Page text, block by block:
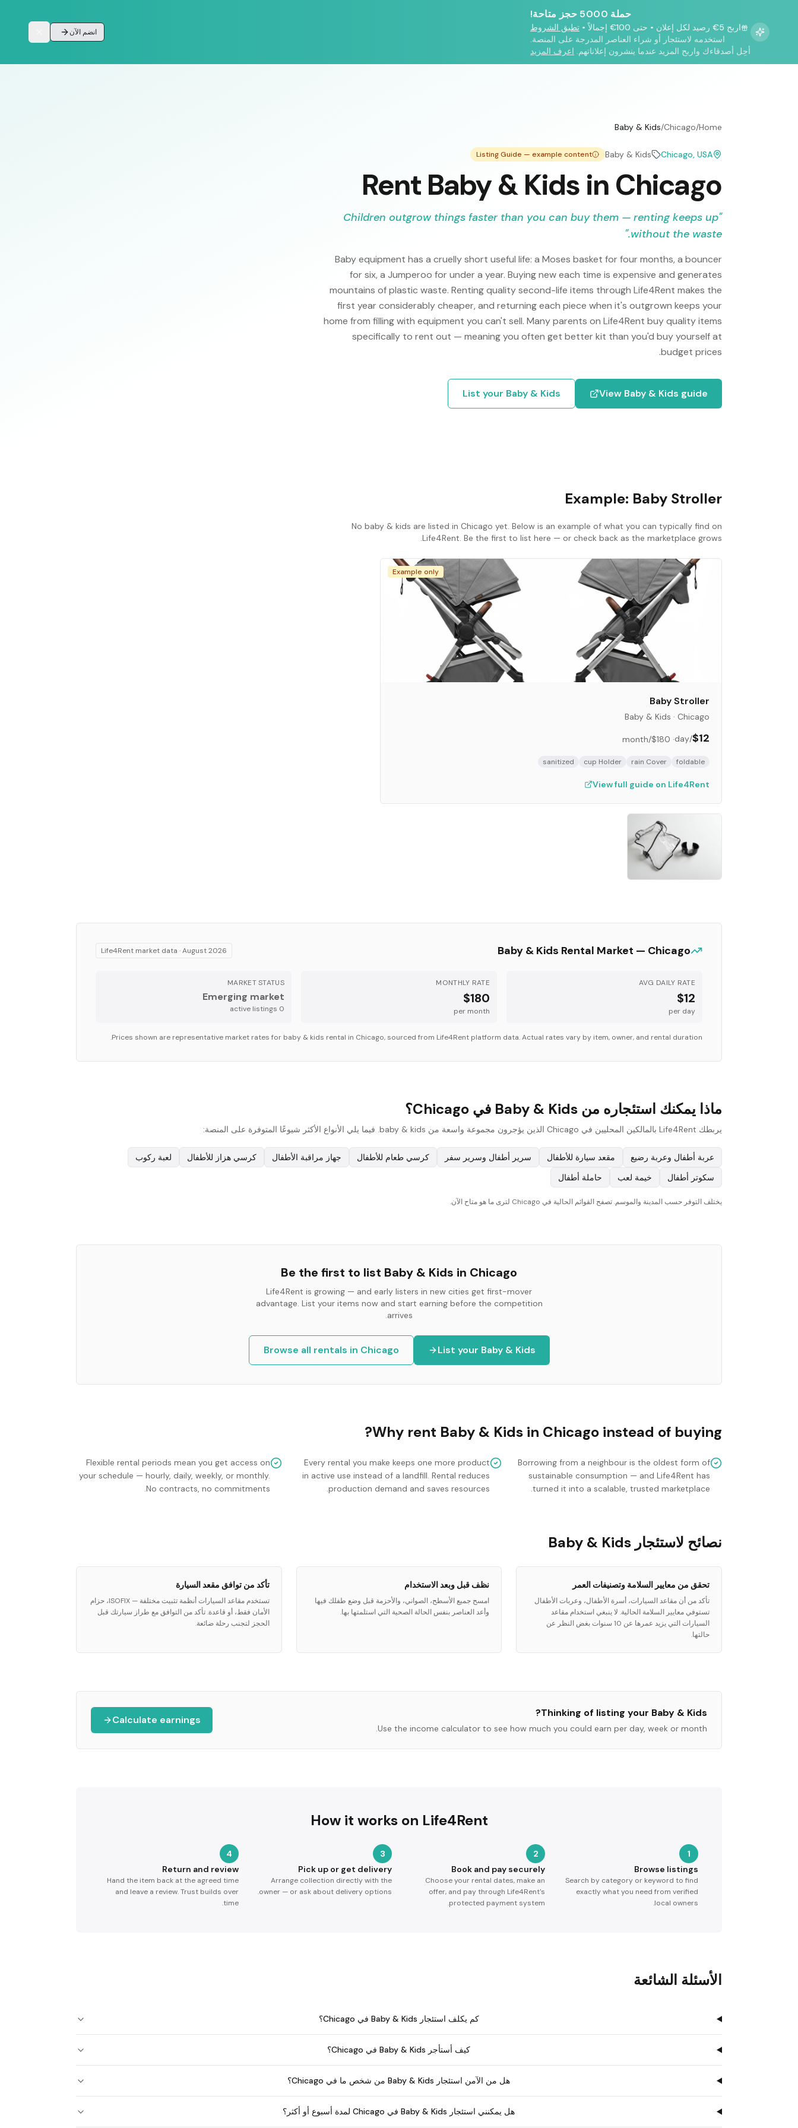
حملة 5000 حجز متاحة!
اربح 5€ رصيد لكل إعلان • حتى 100€ إجمالاً • تطبق الشروط
استخدمه لاستئجار أو شراء العناصر المدرجة على المنصة.
أحِل أصدقاءك واربح المزيد عندما ينشرون إعلاناتهم. اعرف المزيد
انضم الآن
Home
/
Chicago
/
Baby & Kids
Chicago, USA
Baby & Kids
Listing Guide — example content
Rent Baby & Kids in Chicago
"
Children outgrow things faster than you can buy them — renting keeps up
without the waste.
"
Baby equipment has a cruelly short useful life: a Moses basket for four months, a bouncer
for six, a Jumperoo for under a year. Buying new each time is expensive and generates
mountains of plastic waste. Renting quality second-life items through Life4Rent makes the
first year considerably cheaper, and returning each piece when it's outgrown keeps your
home from filling with equipment you can't sell. Many parents on Life4Rent buy quality items
specifically to rent out — meaning you often get better kit than you'd buy yourself at
budget prices.
View Baby & Kids guide
List your Baby & Kids
Example: Baby Stroller
No baby & kids are listed in Chicago yet. Below is an example of what you can typically find on
Life4Rent. Be the first to list here — or check back as the marketplace grows.
Example only
Baby Stroller
Baby & Kids · Chicago
$12
/day
·
$180
/month
foldable
rain Cover
cup Holder
sanitized
View full guide on Life4Rent
Baby & Kids Rental Market — Chicago
Life4Rent market data ·August 2026
AVG DAILY RATE
$12
per day
MONTHLY RATE
$180
per month
MARKET STATUS
Emerging market
0
s
Prices shown are representative market rates for baby & kids rental in Chicago, sourced from Life4Rent platform data. Actual rates vary by item, owner, and rental duration.
ماذا يمكنك استئجاره من Baby & Kids في Chicago؟
يربطك Life4Rent بالمالكين المحليين في Chicago الذين يؤجرون مجموعة واسعة من baby & kids. فيما يلي الأنواع الأكثر شيوعًا المتوفرة على المنصة:
عربة أطفال وعربة رضيع مقعد سيارة للأطفال سرير أطفال وسرير سفر كرسي طعام للأطفال جهاز مراقبة الأطفال كرسي هزاز للأطفال
لعبة ركوب
سكوتر أطفال
خيمة لعب حاملة أطفال
يختلف التوفر حسب المدينة والموسم. تصفح القوائم الحالية في Chicago لترى ما هو متاح الآن.
Be the first to list Baby & Kids in Chicago
Life4Rent is growing — and early listers in new cities get first-mover
advantage. List your items now and start earning before the competition
arrives.
List your Baby & Kids
Browse all rentals in Chicago
Why rent Baby & Kids in Chicago instead of buying?
Borrowing from a neighbour is the oldest form of
sustainable consumption — and Life4Rent has
turned it into a scalable, trusted marketplace.
Every rental you make keeps one more product
in active use instead of a landfill. Rental reduces
production demand and saves resources.
Flexible rental periods mean you get access on
your schedule — hourly, daily, weekly, or monthly.
No contracts, no commitments.
نصائح لاستئجار Baby & Kids
تحقق من معايير السلامة وتصنيفات العمر
تأكد من أن مقاعد السيارات، أسرة الأطفال، وعربات الأطفال
تستوفي معايير السلامة الحالية. لا ينبغي استخدام مقاعد
السيارات التي يزيد عمرها عن 10 سنوات بغض النظر عن
حالتها.
نظف قبل وبعد الاستخدام
امسح جميع الأسطح، الصواني، والأحزمة قبل وضع طفلك فيها
وأعد العناصر بنفس الحالة الصحية التي استلمتها بها.
تأكد من توافق مقعد السيارة
تستخدم مقاعد السيارات أنظمة تثبيت مختلفة — ISOFIX، حزام
الأمان فقط، أو قاعدة. تأكد من التوافق مع طراز سيارتك قبل
الحجز لتجنب رحلة ضائعة.
Thinking of listing your Baby & Kids
?
Use the income calculator to see how much you could earn per day, week or month.
Calculate earnings
How it works on Life4Rent
1
Browse listings
Search by category or keyword to find
exactly what you need from verified
local owners.
2
Book and pay securely
Choose your rental dates, make an
offer, and pay through Life4Rent's
protected payment system.
3
Pick up or get delivery
Arrange collection directly with the
owner — or ask about delivery options.
4
Return and review
Hand the item back at the agreed time
and leave a review. Trust builds over
time.
الأسئلة الشائعة
كم يكلف استئجار Baby & Kids في Chicago؟
كيف أستأجر Baby & Kids في Chicago؟
هل من الآمن استئجار Baby & Kids من شخص ما في Chicago؟
هل يمكنني استئجار Baby & Kids في Chicago لمدة أسبوع أو أكثر؟